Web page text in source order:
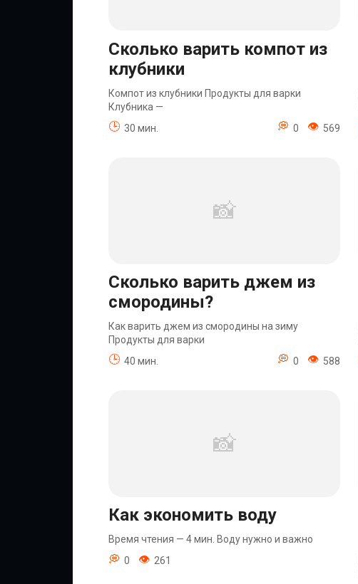
Сколько варить компот из
клубники
Компот из клубники Продукты для варки
Клубника —
30 мин.
0 569
Сколько варить джем из
смородины?
Как варить джем из смородины на зиму
Продукты для варки
40 мин.
0 588
Как экономить воду
Время чтения — 4 мин. Воду нужно и важно
0
261